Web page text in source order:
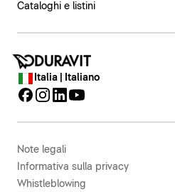
Cataloghi e listini
Italia | Italiano
Note legali
Informativa sulla privacy
Whistleblowing